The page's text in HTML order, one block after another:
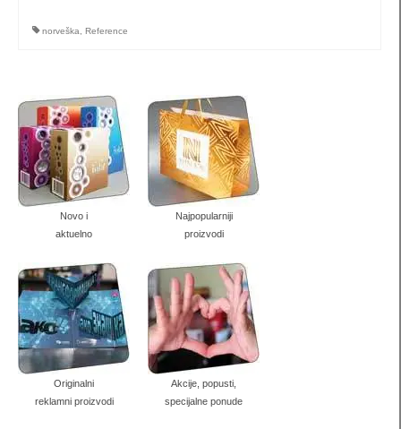
XL Pillow box
pillow box (S1) za nakit
pillow box (S2) za nakit
pillow box (S3) za nakit
pillow-box (M1) za nakit
pillow-box (M3) za nakit
pillow-box (M4) za nakit
pillow box (L1) za nakit
pillow-box (L2) za nakit
norveška Reference
Novo i
aktuelno
Najpopularniji
proizvodi
Originalni
reklamni proizvodi
Akcije, popusti,
specijalne ponude